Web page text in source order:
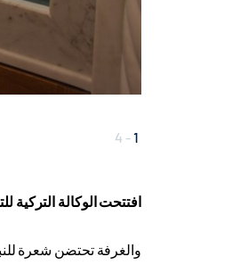
1
-
4
افتتحت الوكالة التركية
والغرفة تحتضن شعرة